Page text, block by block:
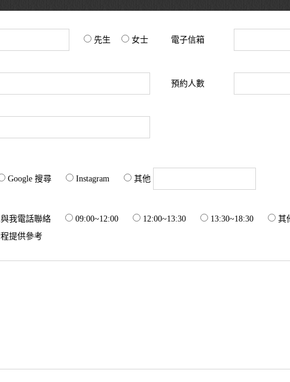
先生 女士 電子信箱
預約人數
Google 搜尋 Instagram 其他
我電話聯絡 09:00~12:00 12:00~13:30 13:30~18:30
提供參考